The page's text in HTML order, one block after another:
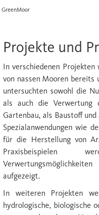
GreenMoor
Projekte und
In verschiedenen
von nassen Mooren
untersuchten sowohl die
als auch die Verwertung
Gartenbau, als Baustoff
Spezialanwendungen wie
für die Herstellung von
Praxisbeispielen
aufgezeigt.
In weiteren Projekten
hydrologische, biologische